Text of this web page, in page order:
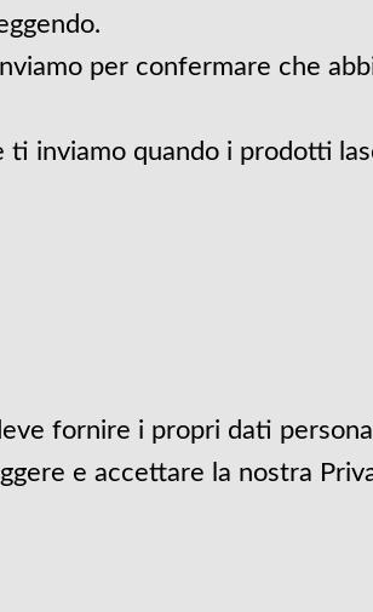
per confermare che
ti inviamo quando i prodotti
fornire i propri dati
e accettare la nostra